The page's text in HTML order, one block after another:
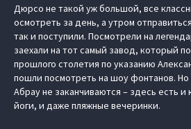
Дюрсо не такой уж большой, все
осмотреть за день, а утром
так и поступили. Посмотрели на
заехали на тот самый завод, который
прошлого столетия по указанию
пошли посмотреть на шоу фонтанов. Но
Абрау не заканчиваются – здесь есть и
йоги, и даже пляжные вечеринки.